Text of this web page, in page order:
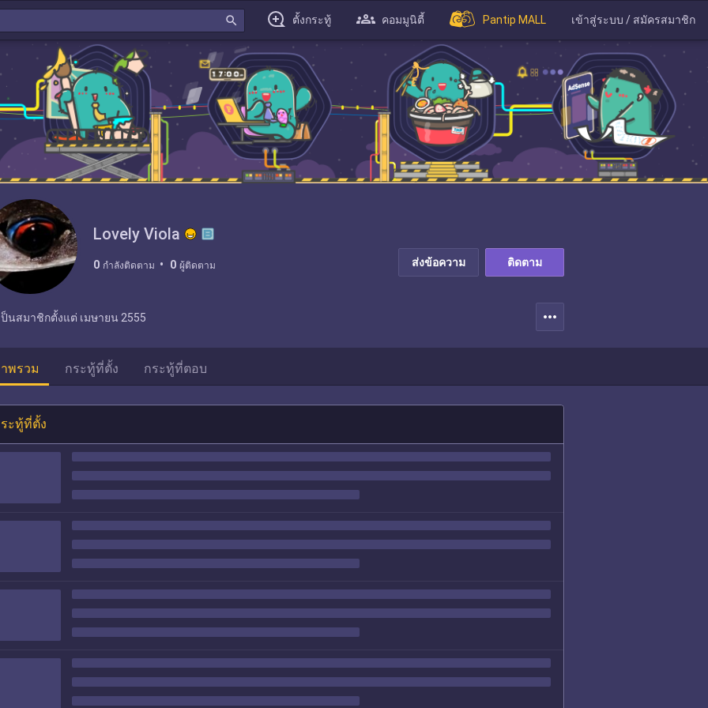
search ตั้งกระทู้ คอมมูนิตี้ Pantip MALL เข้าสู่ระบบ / สมัครสมาชิก
Lovely Viola
0 กำลังติดตาม 0 ผู้ติดตาม ส่งข้อความ ติดตาม
ป็นสมาชิกตั้งแต่ เมษายน 2555 more_horiz
พรวม กระทู้ที่ตั้ง กระทู้ที่ตอบ
ะทู้ที่ตั้ง